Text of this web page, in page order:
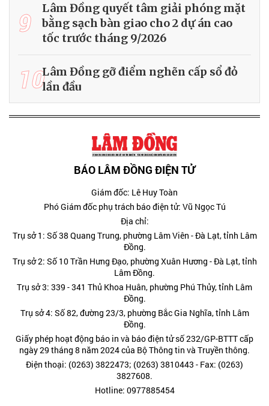
9
Lâm Đồng quyết tâm giải phóng mặt
bằng sạch bàn giao cho 2 dự án cao
tốc trước tháng 9/2026
10Lâm Đồng gỡ điểm nghẽn cấp sổ đỏ
lần đầu
BÁO LÂM ĐỒNG ĐIỆN TỬ
Giám đốc: Lê Huy Toàn
Phó Giám đốc phụ trách báo điện tử: Vũ Ngọc Tú
Địa chỉ:
Trụ sở 1: Số 38 Quang Trung, phường Lâm Viên - Đà Lạt, tỉnh Lâm
Đồng.
Trụ sở 2: Số 10 Trần Hưng Đạo, phường Xuân Hương - Đà Lạt, tỉnh
Lâm Đồng.
Trụ sở 3: 339 - 341 Thủ Khoa Huân, phường Phú Thủy, tỉnh Lâm
Đồng.
Trụ sở 4: Số 82, đường 23/3, phường Bắc Gia Nghĩa, tỉnh Lâm
Đồng.
Giấy phép hoạt động báo in và báo điện tử số 232/GP-BTTT cấp
ngày 29 tháng 8 năm 2024 của Bộ Thông tin và Truyền thông.
Điện thoại: (0263) 3822473; (0263) 3810443 - Fax: (0263)
3827608.
Hotline: 0977885454